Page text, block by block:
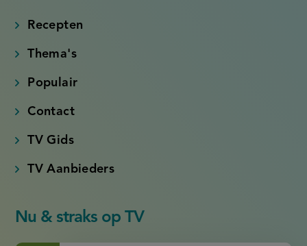
link)
link)
Recepten
Thema's
Populair
Contact
TV Gids
TV Aanbieders
Nu & straks op TV